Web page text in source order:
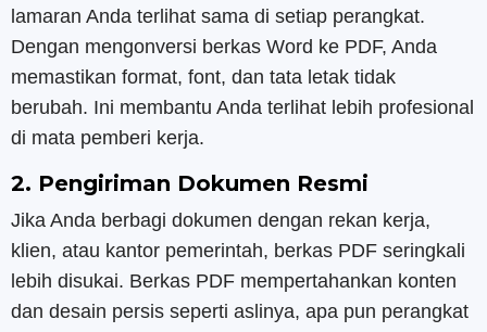
lamaran Anda terlihat sama di setiap perangkat.
Dengan mengonversi berkas Word ke PDF, Anda
memastikan format, font, dan tata letak tidak
berubah. Ini membantu Anda terlihat lebih profesional
di mata pemberi kerja.
2. Pengiriman Dokumen Resmi
Jika Anda berbagi dokumen dengan rekan kerja,
klien, atau kantor pemerintah, berkas PDF seringkali
lebih disukai. Berkas PDF mempertahankan konten
dan desain persis seperti aslinya, apa pun perangkat